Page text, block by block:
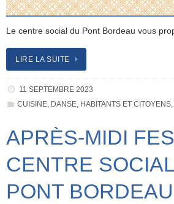
Le centre social du Pont Bordeau vous
LIRE LA SUITE
11 SEPTEMBRE 2023
CUISINE, DANSE, HABITANTS ET CITOYENS,
APRÈS-MIDI
CENTRE
PONT